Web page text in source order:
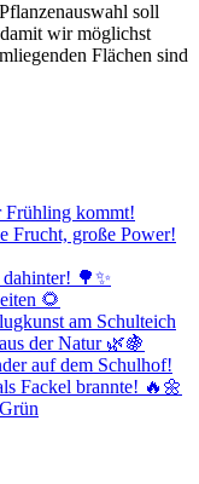
soll
wir möglichst
Flächen sind
Frühling kommt!
Frucht, große Power!
🌳✨
🌻
am Schulteich
der Natur 🌿🍇
auf dem Schulhof!
Fackel brannte! 🔥🌼